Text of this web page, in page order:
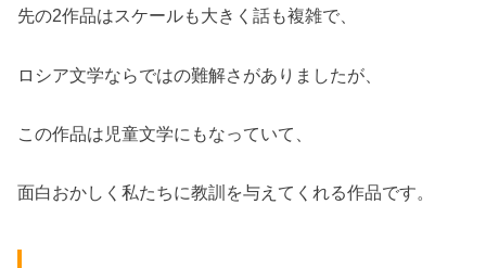
先の2作品はスケールも大きく話も複雑で、
ロシア文学ならではの難解さがありましたが、
この作品は児童文学にもなっていて、
面白おかしく私たちに教訓を与えてくれる作品です。